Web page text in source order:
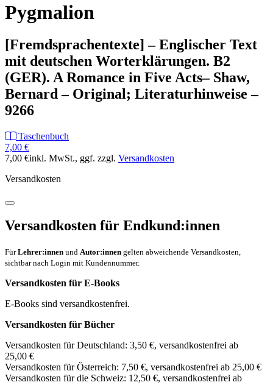
Pygmalion
[Fremdsprachentexte] – Englischer Text
mit deutschen Worterklärungen. B2
(GER). A Romance in Five Acts– Shaw,
Bernard – Original; Literaturhinweise –
9266
Taschenbuch
7,00 €
7,00 €inkl. MwSt., ggf. zzgl. Versandkosten
Versandkosten
Versandkosten für Endkund:innen
FürLehrer:innen und Autor:innen gelten abweichende Versandkosten,
sichtbar nach Login mit Kundennummer.
Versandkosten für E-Books
E-Books sind versandkostenfrei.
Versandkosten für Bücher
Versandkosten für Deutschland: 3,50 €, versandkostenfrei ab
25,00 €
Versandkosten für Österreich: 7,50 €, versandkostenfrei ab 25,00 €
Versandkosten für die Schweiz: 12,50 €, versandkostenfrei ab